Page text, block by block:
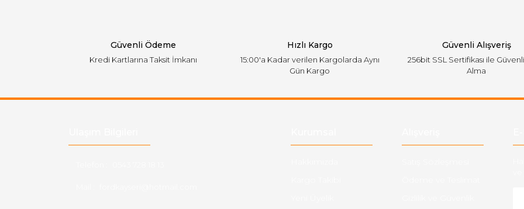
Güvenli Ödeme
Kredi Kartlarına Taksit İmkanı
Hızlı Kargo
15:00'a Kadar verilen Kargolarda Aynı
Gün Kargo
Güvenli Alışveriş
256bit SSL Sertifikası ile
Alma